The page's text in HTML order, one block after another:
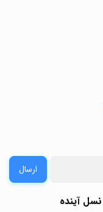
ارسال
نسل آینده